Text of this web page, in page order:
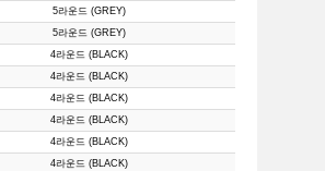
5라운드 (GREY)
5라운드 (GREY)
4라운드 (BLACK)
4라운드 (BLACK)
4라운드 (BLACK)
4라운드 (BLACK)
4라운드 (BLACK)
4라운드 (BLACK)